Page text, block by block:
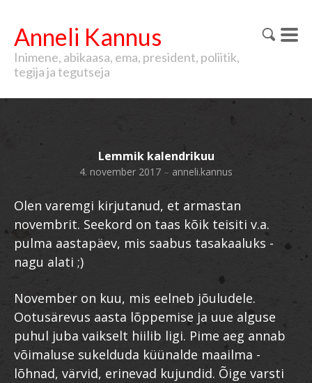
Anneli Kannus
Inimene, abikaasa, ema, president, poliitik,
tegija ja tegutseja
Lemmik kalendrikuu
4. november 2017 – anneli.kannus
Olen varemgi kirjutanud, et armastan
novembrit. Seekord on taas kõik teisiti v.a.
pulma aastapäev, mis saabus tasakaaluks -
nagu alati ;)
November on kuu, mis eelneb jõuludele.
Ootusärevus aasta lõppemise ja uue alguse
puhul juba vaikselt hiilib ligi. Pime aeg annab
võimaluse sukelduda küünalde maailma -
lõhnad, värvid, erinevad kujundid. Õige varsti